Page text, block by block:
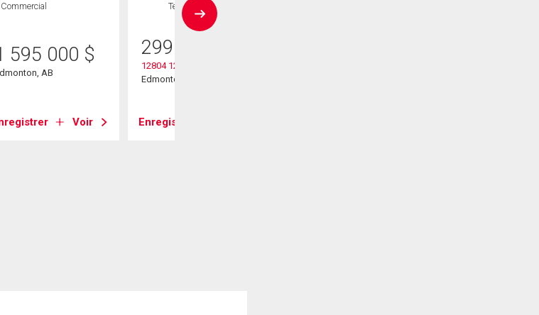
Commercial
595 000 $
AB
Voir
Terrain
299 900
12804 126 Street Nw
Edmonton, AB
Enregistrer